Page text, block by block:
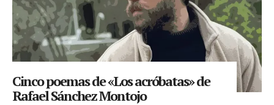
Cinco poemas de «Los acróbatas» de
Rafael Sánchez Montojo